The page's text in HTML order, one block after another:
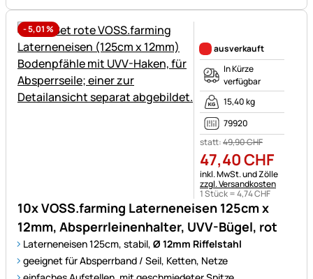
-5,01%
10x VOSS.farming Laterneneisen 125cm x
12mm, Absperrleinenhalter, UVV-Bügel, rot
Laterneneisen 125cm, stabil, Ø 12mm Riffelstahl
geeignet für Absperrband / Seil, Ketten, Netze
ausverkauft
In Kürze
verfügbar
15,40 kg
79920
statt:49,90CHF
47,40CHF
Steuerhinweis:
inkl. MwSt. und Zölle
zzgl. Versandkosten
1 Stück =4,74CHF